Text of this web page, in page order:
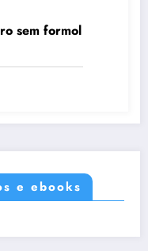
sem formol
e ebooks